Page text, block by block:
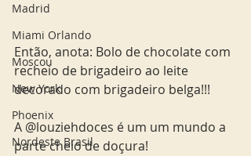
Madrid
Miami Orlando
Moscou
New York
Phoenix
Nordeste Brasil
Então, anota: Bolo de chocolate com
recheio de brigadeiro ao leite
decorado com brigadeiro belga!!!
A @louziehdoces é um um mundo a
parte cheio de doçura!